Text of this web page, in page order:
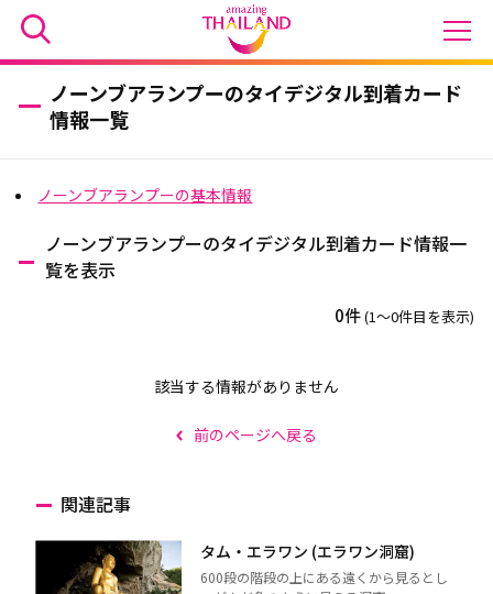
ノーンブアランプーのタイデジタル到着カード
情報一覧
ノーンブアランプーの基本情報
ノーンブアランプーのタイデジタル到着カード情報一
覧を表示
0件(1〜0件目を表示)
該当する情報がありません
前のページへ戻る
関連記事
タム・エラワン (エラワン洞窟)
600段の階段の上にある遠くから見るとし